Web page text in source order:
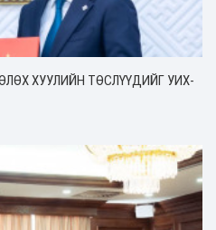
ХУУЛИЙН ТӨСЛҮҮДИЙГ УИХ-